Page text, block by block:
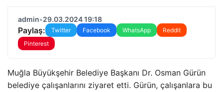
admin•29.03.2024 19:18
Paylaş: Twitter Facebook WhatsApp
Reddit
Pinterest
Muğla Büyükşehir Belediye Başkanı Dr. Osman Gürün
belediye çalışanlarını ziyaret etti. Gürün, çalışanlara bu